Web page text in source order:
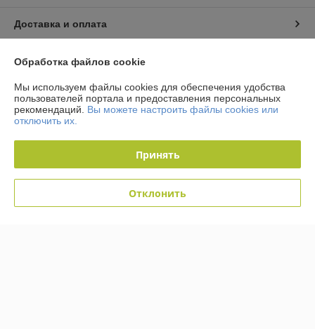
Доставка и оплата
График работы
Полная версия сайта
Политика обработки cookies
Сайт создан на платформе Deal.by
Обработка файлов cookie
Мы используем файлы cookies для обеспечения удобства
пользователей портала и предоставления персональных
рекомендаций. Вы можете настроить файлы cookies или
отключить их.
Принять
Отклонить